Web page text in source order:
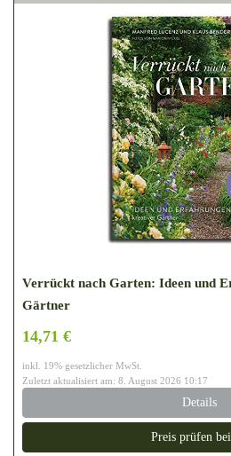
Verrückt nach Garten: Ideen und
Gärtner
14,71 €
inkl. 19% gesetzlicher MwSt.
Zuletzt aktualisiert am: 8. August 2026 10:17
Details
Preis prüfen bei